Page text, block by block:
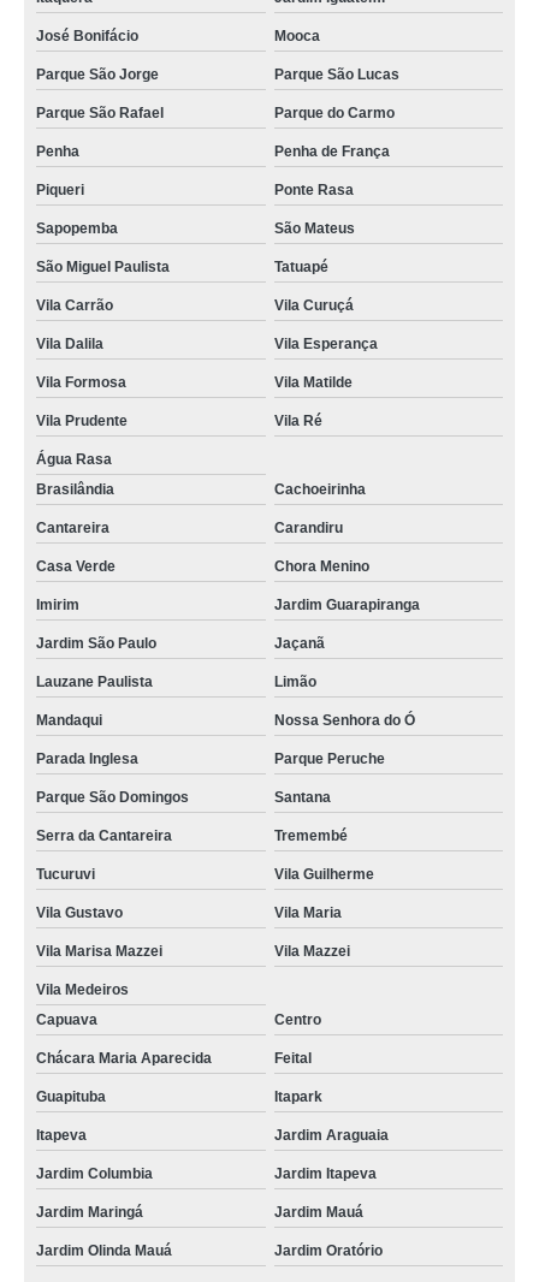
José Bonifácio Mooca
Parque São Jorge Parque São Lucas
Parque São Rafael Parque do Carmo
Penha Penha de França
Piqueri Ponte Rasa
Sapopemba São Mateus
São Miguel Paulista Tatuapé
Vila Carrão Vila Curuçá
Vila Dalila Vila Esperança
Vila Formosa Vila Matilde
Vila Prudente Vila Ré
Água Rasa
Brasilândia
Cachoeirinha
Cantareira Carandiru
Casa Verde Chora Menino
Imirim Jardim Guarapiranga
Jardim São Paulo Jaçanã
Lauzane Paulista Limão
Mandaqui Nossa Senhora do Ó
Parada Inglesa Parque Peruche
Parque São Domingos Santana
Serra da Cantareira Tremembé
Tucuruvi Vila Guilherme
Vila Gustavo Vila Maria
Vila Marisa Mazzei Vila Mazzei
Vila Medeiros
Capuava
Centro
Chácara Maria Aparecida Feital
Guapituba Itapark
Itapeva Jardim Araguaia
Jardim Columbia Jardim Itapeva
Jardim Maringá Jardim Mauá
Jardim Olinda Mauá Jardim Oratório